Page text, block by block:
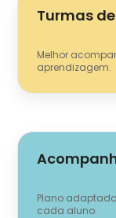
Turmas
Melhor
aprendizagem.
Plano
cada aluno.